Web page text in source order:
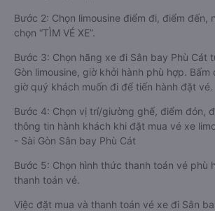
Bước 2: Chọn limousine điểm đi, điểm đến,
chọn “TÌM VÉ XE”.
Bước 3: Chọn hãng xe đi Sân bay Phù Cát
Gòn limousine, giờ khởi hành phù hợp. Bấm
giờ quý khách muốn đi để tiến hành đặt vé.
Bước 4: Chọn vị trí/giường ghế, điểm đón,
thông tin hành khách khi đặt mua vé xe
- Sài Gòn Sân bay Phù Cát
Bước 5: Chọn hình thức thanh toán vé phù
thanh toán vé.
Việc đặt mua và thanh toán vé xe đi Sân